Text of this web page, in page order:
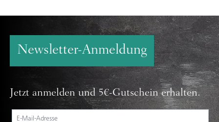
Newsletter-Anmeldung
Jetzt anmelden und 5€-Gutschein erhalten.